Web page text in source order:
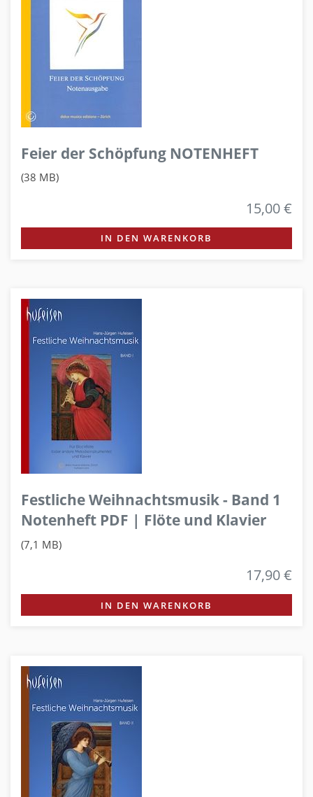
Feier der Schöpfung NOTENHEFT
(38 MB)
15,00 €
IN DEN WARENKORB
Festliche Weihnachtsmusik - Band 1
Notenheft PDF | Flöte und Klavier
(7,1 MB)
17,90 €
IN DEN WARENKORB